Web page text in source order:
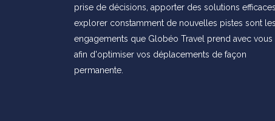
prise de décisions, apporter des solutions
explorer constamment de nouvelles pistes sont les
engagements que Globéo Travel prend avec vous
afin d'optimiser vos déplacements de façon
permanente.